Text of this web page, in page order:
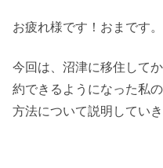
お疲れ様です！おまです。
今回は、沼津に移住して
約できるようになった私
方法について説明していき